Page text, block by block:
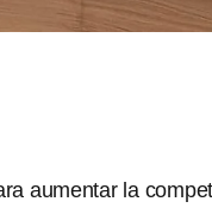
aumentar la